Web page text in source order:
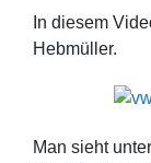
In diesem
Hebmüller.
Man sieht